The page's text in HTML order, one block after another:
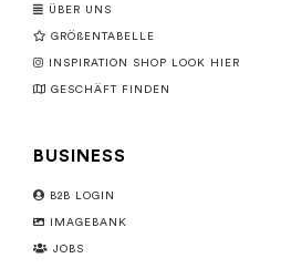
ÜBER UNS
GRÖßENTABELLE
INSPIRATION SHOP LOOK HIER
GESCHÄFT FINDEN
BUSINESS
B2B LOGIN
IMAGEBANK
JOBS